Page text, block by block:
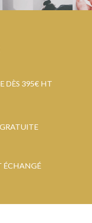
DÈS 395€ HT
ÉCHANGÉ